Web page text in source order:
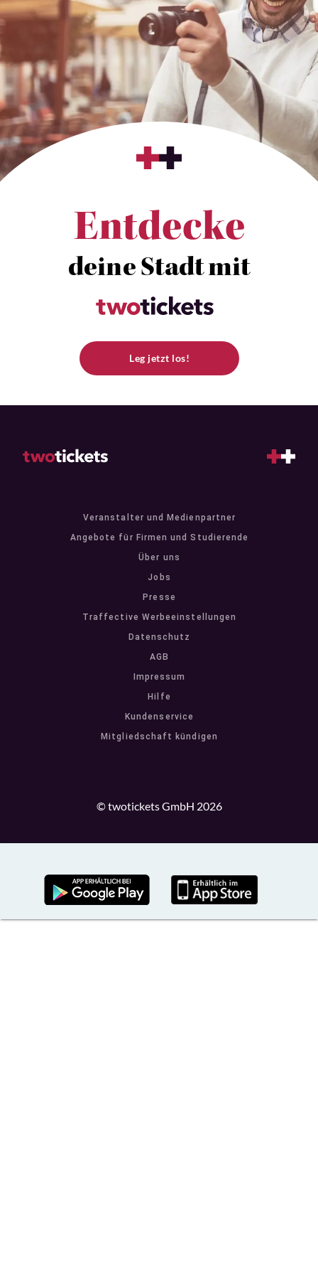
Entdecke
deine Stadt mit
Leg jetzt los!
Veranstalter und Medienpartner
Angebote für Firmen und Studierende
Über uns
Jobs
Presse
Traffective Werbeeinstellungen
Datenschutz
AGB
Impressum
Hilfe
Kundenservice
Mitgliedschaft kündigen
© twotickets GmbH 2026